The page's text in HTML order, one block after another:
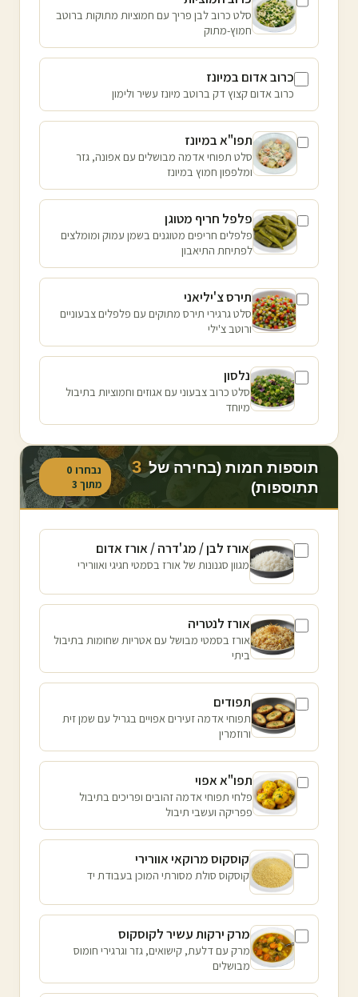
סלט כרוב לבן פריך עם חמוציות מתוקות ברוטב
חמוץ-מתוק
כרוב אדום במיונז
כרוב אדום קצוץ דק ברוטב מיונז עשיר ולימון
תפו"א במיונז
סלט תפוחי אדמה מבושלים עם אפונה, גזר
ומלפפון חמוץ במיונז
פלפל חריף מטוגן
פלפלים חריפים מטוגנים בשמן עמוק ומומלצים
לפתיחת התיאבון
תירס צ'יליאני
סלט גרגירי תירס מתוקים עם פלפלים צבעוניים
ורוטב צ'ילי
נלסון
סלט כרוב צבעוני עם אגוזים וחמוציות בתיבול
מיוחד
תוספות חמות (בחירה של 3
תתוספות)
נבחרו 0
מתוך 3
אורז לבן / מג'דרה / אורז אדום
מגוון סגנונות של אורז בסמטי חגיגי ואוורירי
אורז לנטריה
אורז בסמטי מבושל עם אטריות שחומות בתיבול
ביתי
תפודים
תפוחי אדמה זעירים אפויים בגריל עם שמן זית
ורוזמרין
תפו"א אפוי
פלחי תפוחי אדמה זהובים ופריכים בתיבול
פפריקה ועשבי תיבול
קוסקוס מרוקאי אוורירי
קוסקוס סולת מסורתי המוכן בעבודת יד
מרק ירקות עשיר לקוסקוס
מרק עם דלעת, קישואים, גזר וגרגירי חומוס
מבושלים